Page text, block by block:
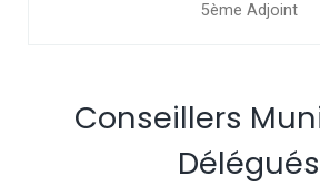
5ème Adjoint
Conseillers
Délégués